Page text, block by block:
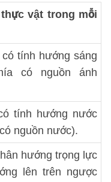
vật trong mỗi
tính hướng sáng
có nguồn ánh
tính hướng nước
nguồn nước).
hướng trọng lực
lên trên ngược